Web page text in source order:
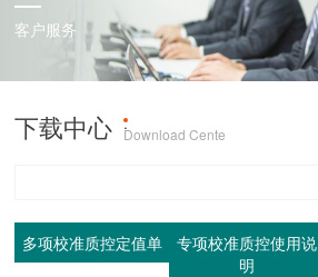
客户服务
下载中心 ·Download Cente
多项校准质控定值单
专项校准质控使用说
明